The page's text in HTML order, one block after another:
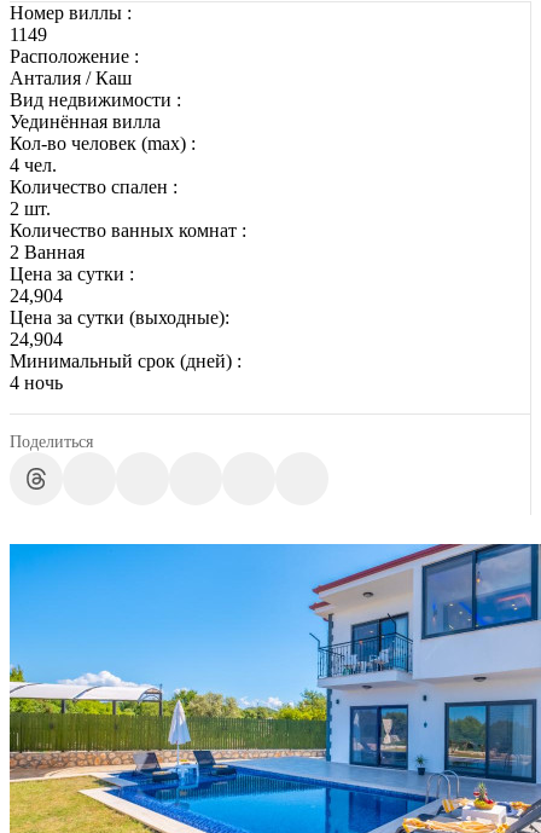
Номер виллы :
1149
Расположение :
Анталия / Каш
Вид недвижимости :
Уединённая вилла
Кол-во человек (max) :
4 чел.
Количество спален :
2 шт.
Количество ванных комнат :
2 Ванная
Цена за сутки :
24,904
Цена за сутки (выходные):
24,904
Минимальный срок (дней) :
4 ночь
Поделиться